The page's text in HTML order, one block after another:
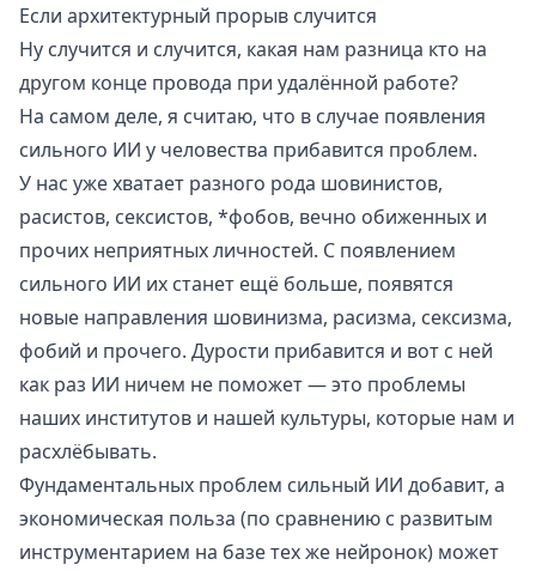
Если архитектурный прорыв случится
Ну случится и случится, какая нам разница кто на
другом конце провода при удалённой работе?
На самом деле, я считаю, что в случае появления
сильного ИИ у человества прибавится проблем.
У нас уже хватает разного рода шовинистов,
расистов, сексистов, *фобов, вечно обиженных и
прочих неприятных личностей. С появлением
сильного ИИ их станет ещё больше, появятся
новые направления шовинизма, расизма, сексизма,
фобий и прочего. Дурости прибавится и вот с ней
как раз ИИ ничем не поможет — это проблемы
наших институтов и нашей культуры, которые нам и
расхлёбывать.
Фундаментальных проблем сильный ИИ добавит, а
экономическая польза (по сравнению с развитым
инструментарием на базе тех же нейронок) может